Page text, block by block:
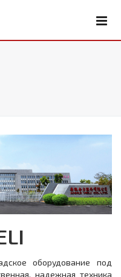
оборудование под
надежная техника